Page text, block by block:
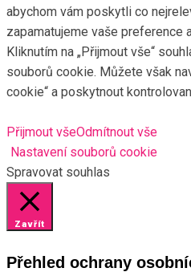
abychom vám poskytli co
zapamatujeme vaše preference
Kliknutím na „Přijmout vše“
souborů cookie. Můžete však
cookie“ a poskytnout
Přijmout všeOdmítnout vše
Nastavení souborů cookie
Spravovat souhlas
Zavřít
Přehled ochrany